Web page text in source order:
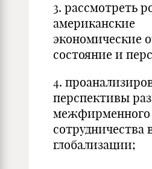
3. рассмотреть
американские
экономические
состояние и
4.
перспективы
межфирменного
сотрудничества
глобализации;